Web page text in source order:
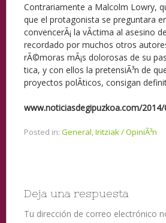
Contrariamente a Malcolm Lowry,
que el protagonista se preguntara
convencerÃ¡ la vÃ­ctima al asesino
recordado por muchos otros
rÃ©moras mÃ¡s dolorosas de su
tica, y con ellos la pretensiÃ³n de
proyectos polÃ­ticos, consigan
www.noticiasdegipuzkoa.com/
Posted in: General,Iritziak / OpiniÃ³n
Deja una respuesta
Tu dirección de correo electrónico